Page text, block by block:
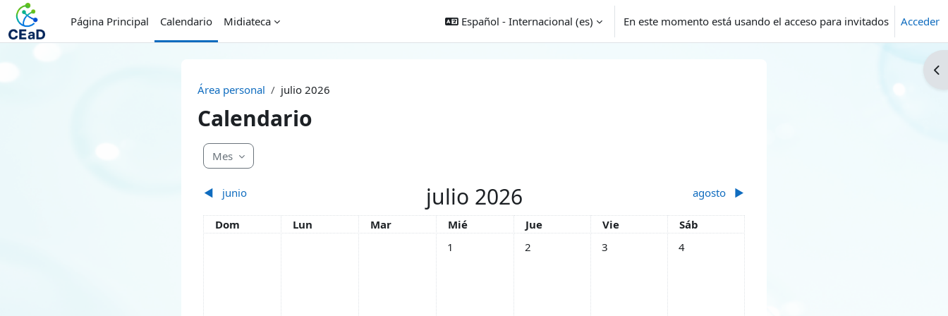
Salta al contenido principal
Página Principal
Calendario Midiateca Español - Internacional ‎(es)‎ En este momento está usando el acceso para invitados Acceder
Área personal
julio 2026
Calendario
Mes
◀︎ junio julio 2026 agosto ▶︎
Domingo
Dom Lunes
Lun Martes
Mar Miércoles
Mié Jueves
Jue Viernes
Vie Sábado
Sáb
Sin eventos, miércoles, 1 julio
1 Sin eventos, jueves, 2 julio
2 Sin eventos, viernes, 3 julio
3 Sin eventos, sábado, 4 julio
4